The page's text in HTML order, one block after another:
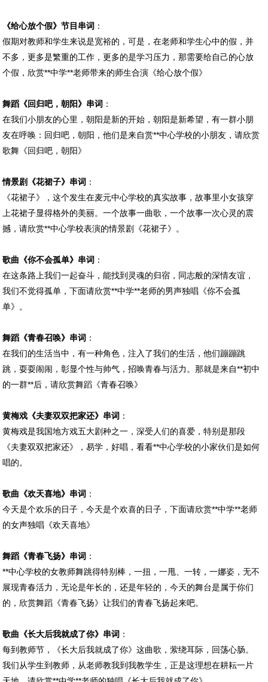
《给心放个假》节目串词 ：
假期对教师和学生来说是宽裕的，可是，在老师和学生心中的假，并
不多，更多是繁重的工作，更多的是学习压力，那需要给自己的心放
个假，欣赏**中学**老师带来的师生合演《给心放个假》
舞蹈《回归吧，朝阳》串词 ：
在我们小朋友的心里，朝阳是新的开始，朝阳是新希望，有一群小朋
友在呼唤：回归吧，朝阳，他们是来自赏**中心学校的小朋友，请欣赏
歌舞《回归吧，朝阳》
情景剧《花裙子》串词 ：
《花裙子》，这个发生在麦元中心学校的真实故事，故事里小女孩穿
上花裙子显得格外的美丽。一个故事一曲歌，一个故事一次心灵的震
撼，请欣赏**中心学校表演的情景剧《花裙子》。
歌曲《你不会孤单》串词 ：
在这条路上我们一起奋斗，能找到灵魂的归宿，同志般的深情友谊，
我们不觉得孤单，下面请欣赏**中学**老师的男声独唱《你不会孤
单》。
舞蹈《青春召唤》串词 ：
在我们的生活当中，有一种角色，注入了我们的生活，他们蹦蹦跳
跳，耍耍闹闹，彰显个性与帅气，招唤青春与活力。那就是来自**初中
的一群**后，请欣赏舞蹈《青春召唤》
黄梅戏《夫妻双双把家还》串词 ：
黄梅戏是我国地方戏五大剧种之一，深受人们的喜爱，特别是那段
《夫妻双双把家还》，易学，好唱，看看**中心学校的小家伙们是如何
唱的。
歌曲《欢天喜地》串词 ：
今天是个欢乐的日子，今天是个欢喜的日子，下面请欣赏**中学**老师
的女声独唱《欢天喜地》
舞蹈《青春飞扬》串词 ：
**中心学校的女教师舞跳得特别棒，一扭，一甩、一转，一娜姿，无不
展现青春活力，无论是年长的，还是年轻的，今天的舞台是属于你们
的，欣赏舞蹈《青春飞扬》让我们的青春飞扬起来吧。
歌曲《长大后我就成了你》串词 ：
每到教师节，《长大后我就成了你》这曲歌，萦绕耳际，回荡心肠。
我们从学生到教师，从老师教我到我教学生，正是这理想在耕耘一片